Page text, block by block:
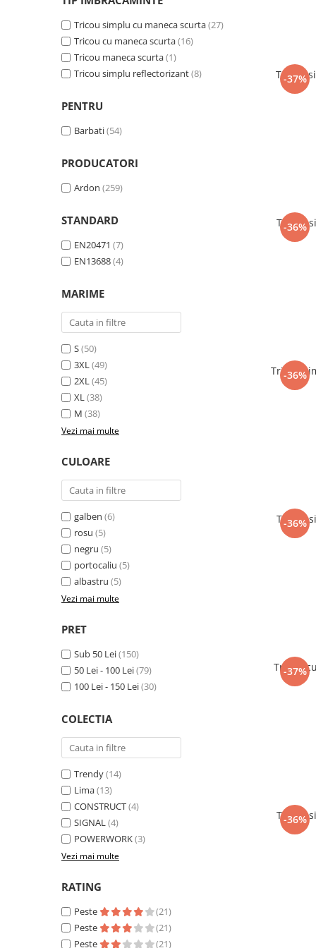
Veste de lucru
Impermeabila
Combinezoane de lucru
impermeabile
Jachete / Bluze salopeta
Pantaloni impermeabili
Veste de lucru
Industria alimentara
Pantaloni de lucru
Sorturi impermeabile
Pantaloni de lucru in talie
Jachete pentru sudura
Pantaloni de protectie
Pentru copii
Pantaloni de lucru cu pieptar
Veste de lucru
Pentru femei
Bluze pentru femei
Jachete / Bluze salopeta
Pantaloni de lucru cu pieptar
Pantaloni de lucru in talie
Tricouri polo
Veste de lucru
Tricou simplu cu maneca scurta(27)
Tricou cu maneca scurta(16)
Tricou maneca scurta(1)
Tricou simplu reflectorizant(8)
PENTRU
Barbati(54)
PRODUCATORI
Ardon (259)
STANDARD
EN20471 (7)
EN13688(4)
MARIME
S(50)
3XL(49)
2XL(45)
XL(38)
M (38)
Vezi mai multe
CULOARE
galben (6)
rosu (5)
negru (5)
portocaliu (5)
albastru (5)
Vezi mai multe
PRET
Sub 50 Lei(150)
50 Lei - 100 Lei(79)
100 Lei - 150 Lei(30)
COLECTIA
Trendy(14)
Lima(13)
CONSTRUCT(4)
SIGNAL(4)
POWERWORK(3)
Vezi mai multe
RATING
Peste
(21)
Peste
(21)
Peste
(21)
-37%
Tricou
-36%
Tricou
-36%
Tricou
-36%
Tricou
-37%
Tricou
-36%
Tricou